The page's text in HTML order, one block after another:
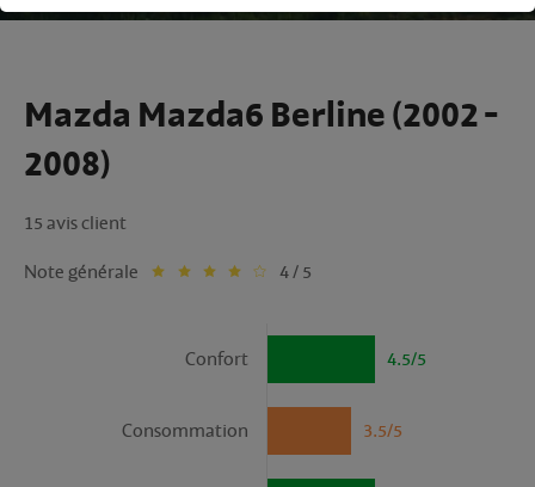
Mazda Mazda6 Berline (2002 -
2008)
15 avis client
Note générale 4 / 5
4.5/5
Confort
3.5/5
Consommation